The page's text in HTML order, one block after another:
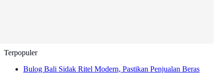
Terpopuler
Bulog Bali Sidak Ritel Modern, Pastikan Penjualan Beras